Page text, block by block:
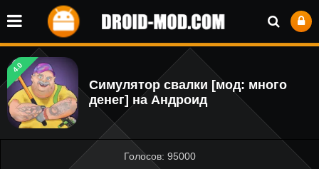
4.0
Симулятор свалки [мод: много
денег] на Андроид
Голосов: 95000